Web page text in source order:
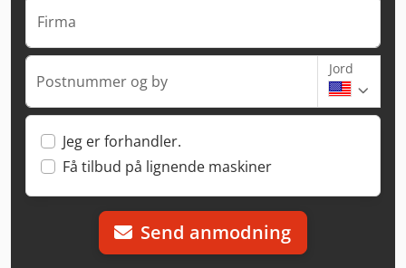
Firma
Postnummer og by
Jord
Jeg er forhandler.
Få tilbud på lignende maskiner
Send anmodning